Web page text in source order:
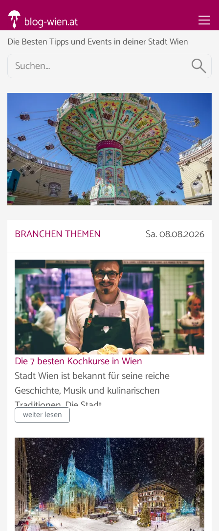
Die Besten Tipps und Events in deiner Stadt Wien
BRANCHEN THEMEN Sa. 08.08.2026
Die 7 besten Kochkurse in Wien
Stadt Wien ist bekannt für seine reiche
Geschichte, Musik und kulinarischen
Traditionen. Die Stadt...
weiter lesen